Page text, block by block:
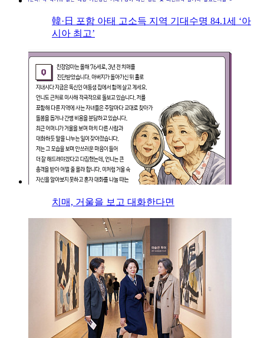
韓·日 포함 아태 고소득 지역 기대수명 84.1세 ‘아
시아 최고’
치매, 거울을 보고 대화한다면